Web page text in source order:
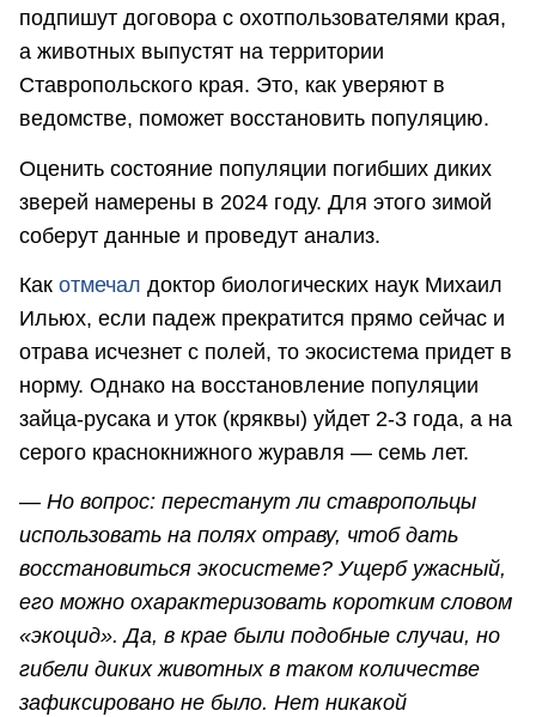
подпишут договора с охотпользователями края,
а животных выпустят на территории
Ставропольского края. Это, как уверяют в
ведомстве, поможет восстановить популяцию.
Оценить состояние популяции погибших диких
зверей намерены в 2024 году. Для этого зимой
соберут данные и проведут анализ.
Как отмечал доктор биологических наук Михаил
Ильюх, если падеж прекратится прямо сейчас и
отрава исчезнет с полей, то экосистема придет в
норму. Однако на восстановление популяции
зайца-русака и уток (кряквы) уйдет 2-3 года, а на
серого краснокнижного журавля — семь лет.
— Но вопрос: перестанут ли ставропольцы
использовать на полях отраву, чтоб дать
восстановиться экосистеме? Ущерб ужасный,
его можно охарактеризовать коротким словом
«экоцид». Да, в крае были подобные случаи, но
гибели диких животных в таком количестве
зафиксировано не было. Нет никакой